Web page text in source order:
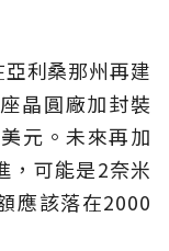
利桑那州再建
晶圓廠加封裝
元。未來再加
，可能是2奈米
應該落在2000